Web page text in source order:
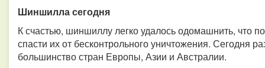
Шиншилла сегодня
К счастью, шиншиллу легко удалось одомашнить, что
спасти их от бесконтрольного уничтожения. Сегодня
большинство стран Европы, Азии и Австралии.